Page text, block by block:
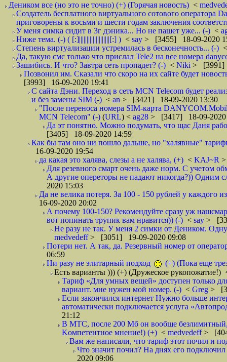
Деником все (но это не точно) (+) (Горячая новость) <
Создатель бесплатного виртуального сотового
приговорены к восьми и шести годам заключения
У меня симка сидит в 3г дэника... Но не пашет уже... (-) <
Ниже тема. (-) ( [:]||||||||||||||||||||[:] ) < say > [3455] 18-09-2020
Степень виртуализации устремилась в бесконечность... (-)
Да, такую смс только что прислал Tele2 на все номера
Зашибись. И что? Завтра сеть пропадет? (-) < Niki > [3991]
Позвонил им. Сказали что скоро на их сайте будет
[3993] 16-09-2020 19:41
С сайта Дэни. Переход в сеть MCN Telecom будет
и без замены SIM (-) < an > [3421] 18-09-2020 13:30
"После переноса номера SIM-карта
MCN Telecom" (-) (URL) < ag28 > [3417] 18-09-2020
Да эт понятно. Можно подумать, что щас Даня
[3405] 18-09-2020 14:59
Как бы там оно ни пошло дальше, но "халявные"
16-09-2020 19:54
да какая это халява, слезы а не халява, (+) < KAJ~R
Для резевного смарт очень даже норм. С учетом
А другие опереторы не падают никогда?)) Одним
2020 15:03
Да не велика потеря. За 100 - 150 рублей у
16-09-2020 20:02
А почему 100-150? Рекомендуйте сразу уж
вот попинать трупик вам нравится)) (-) < say >
Не разу не так. У меня 2 симки от Деником.
medvedeff> [3051] 19-09-2020 09:08
Потери нет. А так, да. Резервный номер от
06:59
Ни разу не элитарный подход
(+) (Пока еще
Есть варианты ))) (+) (Дружеское рукопожатие!)
Тариф «Для умных вещей» доступен только
вариант. мне нужен мой номер. (-) < Greg >
Если закончился интернет Нужно больше
автоматически подключается услуга
21:12
В МТС, после 200 Мб он вообще безлимитный,
Kомпетентное мнение!) (+) < medvedeff>
Вам же написали, что тариф этот почил и
Что значит почил? На днях его
2020 09:06